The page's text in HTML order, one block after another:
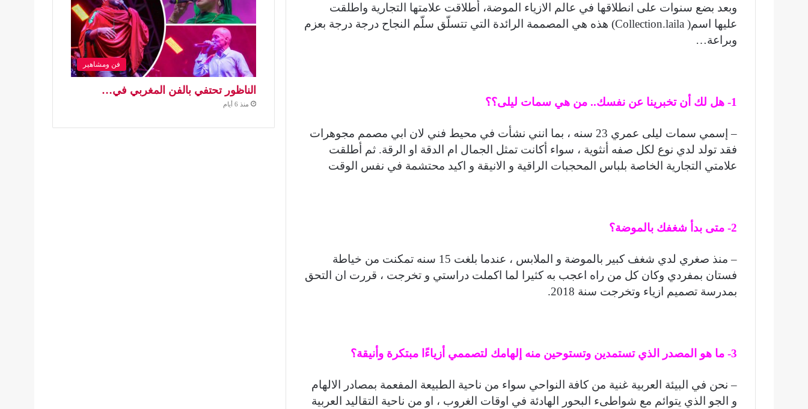
وبعد بضع سنوات على انطلاقها في عالم الازياء الموضة، أطلاقت علامتها التجارية واطلقت
عليها اسم( Collection.laila) هذه هي المصممة الرائدة التي تتسلّق سلّم النجاح درجة درجة بعزم
وبراعة…
1- هل لك أن تخبرينا عن نفسك.. من هي سمات ليلى؟؟
– إسمي سمات ليلى عمري 23 سنه ، بما انني نشأت في محيط فني لان ابي مصمم مجوهرات
فقد تولد لدي نوع لكل صفه أنثوية ، سواء أكانت تمثل الجمال ام الدقة او الرقة. ثم أطلقت
علامتي التجارية الخاصة بلباس المحجبات الراقية و الانيقة و اكيد محتشمة في نفس الوقت
2- متى بدأ شغفك بالموضة؟
– منذ صغري لدي شغف كبير بالموضة و الملابس ، عندما بلغت 15 سنه تمكنت من خياطة
فستان بمفردي وكان كل من راه اعجب به كثيرا لما اكملت دراستي و تخرجت ، قررت ان التحق
بمدرسة تصميم ازياء وتخرجت سنة 2018.
3- ما هو المصدر الذي تستمدين وتستوحين منه إلهامك لتصممي أزياءًا مبتكرة وأنيقة؟
– نحن في البيئة العربية غنية من كافة النواحي سواء من ناحية الطبيعة المفعمة بمصادر الالهام
و الجو الذي يتوائم مع شواطىء البحور الهادئة في اوقات الغروب ، او من ناحية التقاليد العربية
فن ومشاهير
الناظور تحتفي بالفن المغربي في…
منذ 6 أيام